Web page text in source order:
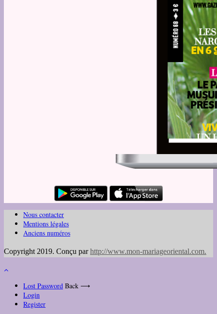
Nous contacter
Mentions légales
Anciens numéros
Copyright 2019. Conçu parhttp://www.mon-mariageoriental.com.
Lost Password Back ⟶
Login
Register